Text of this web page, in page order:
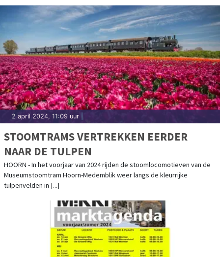
2 april 2024, 11:09 uur
STOOMTRAMS VERTREKKEN EERDER
NAAR DE TULPEN
HOORN - In het voorjaar van 2024 rijden de stoomlocomotieven van de
Museumstoomtram Hoorn-Medemblik weer langs de kleurrijke
tulpenvelden in [...]